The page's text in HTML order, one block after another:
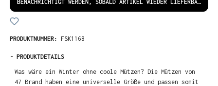
BENACHRICHTIGT WERDEN, SOBALD ARTIKEL WIEDER LIEFERBAR IST!
PRODUKTNUMMER: FSK1168
- PRODUKTDETAILS
Was wäre ein Winter ohne coole Mützen? Die Mützen von
47 Brand haben eine universelle Größe und passen somit